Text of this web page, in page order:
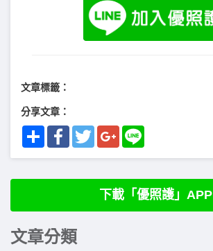
文章標籤：
分享文章：
Share FacebookTwitterGoogle+
下載「優照護」APP
文章分類